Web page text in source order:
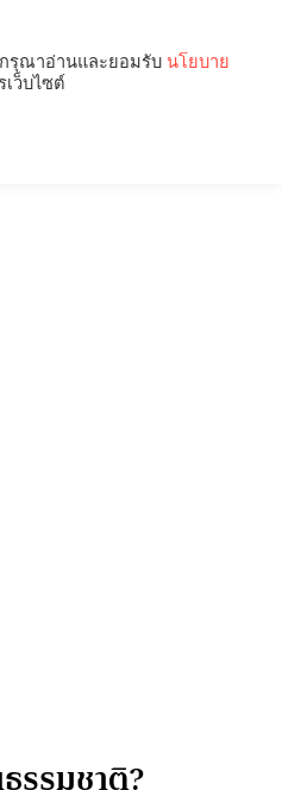
รรมชาติ?
กรุณาอ่านและยอมรับ นโยบาย
เว็บไซต์